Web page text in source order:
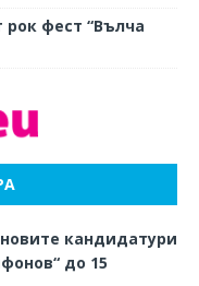
рок фест “Вълча
кандидатури
до 15